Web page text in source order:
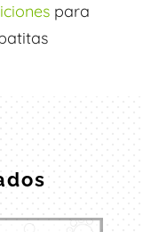
para